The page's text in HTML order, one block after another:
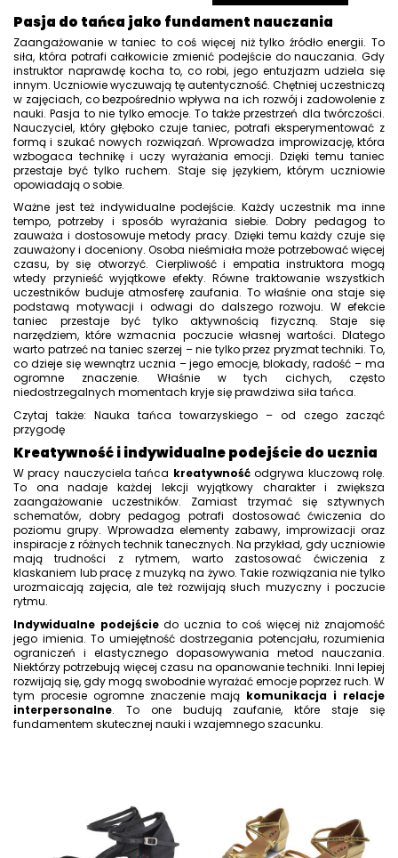
Pasja do tańca jako fundament nauczania
Zaangażowanie w taniec to coś więcej niż tylko źródło energii. To
siła, która potrafi całkowicie zmienić podejście do nauczania. Gdy
instruktor naprawdę kocha to, co robi, jego entuzjazm udziela się
innym. Uczniowie wyczuwają tę autentyczność. Chętniej uczestniczą
w zajęciach, co bezpośrednio wpływa na ich rozwój i zadowolenie z
nauki. Pasja to nie tylko emocje. To także przestrzeń dla twórczości.
Nauczyciel, który głęboko czuje taniec, potrafi eksperymentować z
formą i szukać nowych rozwiązań. Wprowadza improwizację, która
wzbogaca technikę i uczy wyrażania emocji. Dzięki temu taniec
przestaje być tylko ruchem. Staje się językiem, którym uczniowie
opowiadają o sobie.
Ważne jest też indywidualne podejście. Każdy uczestnik ma inne
tempo, potrzeby i sposób wyrażania siebie. Dobry pedagog to
zauważa i dostosowuje metody pracy. Dzięki temu każdy czuje się
zauważony i doceniony. Osoba nieśmiała może potrzebować więcej
czasu, by się otworzyć. Cierpliwość i empatia instruktora mogą
wtedy przynieść wyjątkowe efekty. Równe traktowanie wszystkich
uczestników buduje atmosferę zaufania. To właśnie ona staje się
podstawą motywacji i odwagi do dalszego rozwoju. W efekcie
taniec przestaje być tylko aktywnością fizyczną. Staje się
narzędziem, które wzmacnia poczucie własnej wartości. Dlatego
warto patrzeć na taniec szerzej – nie tylko przez pryzmat techniki. To,
co dzieje się wewnątrz ucznia – jego emocje, blokady, radość – ma
ogromne znaczenie. Właśnie w tych cichych, często
niedostrzegalnych momentach kryje się prawdziwa siła tańca.
Czytaj także: Nauka tańca towarzyskiego – od czego zacząć
przygodę
Kreatywność i indywidualne podejście do ucznia
W pracy nauczyciela tańca kreatywnośćodgrywa kluczową rolę.
To ona nadaje każdej lekcji wyjątkowy charakter i zwiększa
zaangażowanie uczestników. Zamiast trzymać się sztywnych
schematów, dobry pedagog potrafi dostosować ćwiczenia do
poziomu grupy. Wprowadza elementy zabawy, improwizacji oraz
inspiracje z różnych technik tanecznych. Na przykład, gdy uczniowie
mają trudności z rytmem, warto zastosować ćwiczenia z
klaskaniem lub pracę z muzyką na żywo. Takie rozwiązania nie tylko
urozmaicają zajęcia, ale też rozwijają słuch muzyczny i poczucie
rytmu.
Indywidualne podejściedo ucznia to coś więcej niż znajomość
jego imienia. To umiejętność dostrzegania potencjału, rozumienia
ograniczeń i elastycznego dopasowywania metod nauczania.
Niektórzy potrzebują więcej czasu na opanowanie techniki. Inni lepiej
rozwijają się, gdy mogą swobodnie wyrażać emocje poprzez ruch. W
tym procesie ogromne znaczenie mają komunikacja i relacje
interpersonalne. To one budują zaufanie, które staje się
fundamentem skutecznej nauki i wzajemnego szacunku.